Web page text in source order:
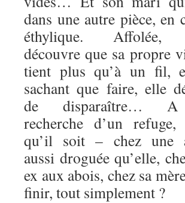
dans une autre pièce, en
éthylique. Affolée,
découvre que sa propre
tient plus qu’à un fil,
sachant que faire, elle
de disparaître…
recherche d’un refuge,
qu’il soit – chez une
aussi droguée qu’elle,
ex aux abois, chez sa
finir, tout simplement ?